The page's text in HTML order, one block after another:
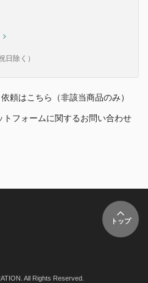
日除く）
頼はこちら（非該当商品のみ）
フォームに関するお問い合わせ
トップ
All Rights Reserved.